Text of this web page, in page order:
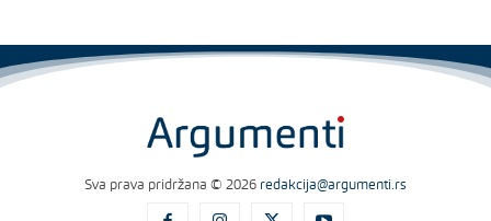
Sva prava pridržana © 2026 redakcija@argumenti.rs